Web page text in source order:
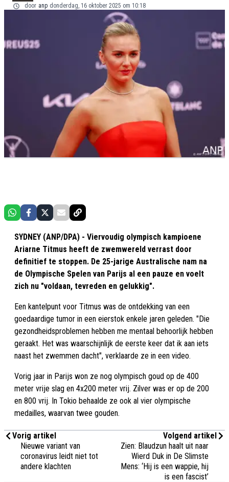
door anp donderdag, 16 oktober 2025 om 10:18
SYDNEY (ANP/DPA) - Viervoudig olympisch kampioene
Ariarne Titmus heeft de zwemwereld verrast door
definitief te stoppen. De 25-jarige Australische nam na
de Olympische Spelen van Parijs al een pauze en voelt
zich nu "voldaan, tevreden en gelukkig".
Een kantelpunt voor Titmus was de ontdekking van een
goedaardige tumor in een eierstok enkele jaren geleden. "Die
gezondheidsproblemen hebben me mentaal behoorlijk hebben
geraakt. Het was waarschijnlijk de eerste keer dat ik aan iets
naast het zwemmen dacht", verklaarde ze in een video.
Vorig jaar in Parijs won ze nog olympisch goud op de 400
meter vrije slag en 4x200 meter vrij. Zilver was er op de 200
en 800 vrij. In Tokio behaalde ze ook al vier olympische
medailles, waarvan twee gouden.
Vorig artikel
Nieuwe variant van
coronavirus leidt niet tot
andere klachten
Volgend artikel
Zien: Blaudzun haalt uit naar
Wierd Duk in De Slimste
Mens: ‘Hij is een wappie, hij
is een fascist’